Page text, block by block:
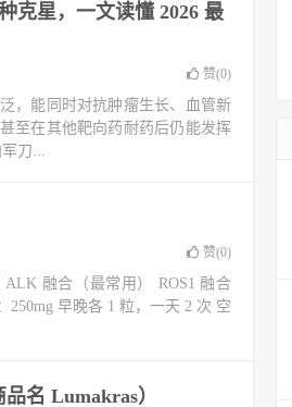
克星，一文读懂 2026 最
赞(0)
，能同时对抗肿瘤生长、血管新
至在其他靶向药耐药后仍能发挥
刀...
赞(0)
融合（最常用） ROS1 融合
早晚各 1 粒，一天 2 次 空
名 Lumakras）